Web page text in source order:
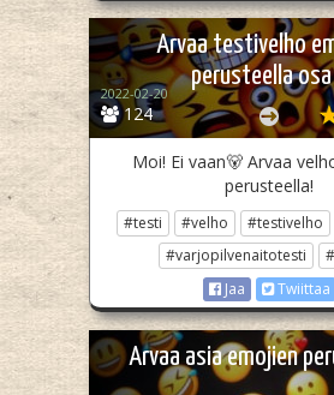
Arvaa testivelho
perusteella
124
2022-02-20
Moi! Ei vaan🐻 Arvaa
perusteella!
#testi #velho #testivelho
#varjopilvenaitotesti
Jaa
Twiittaa
Arvaa asia emojien